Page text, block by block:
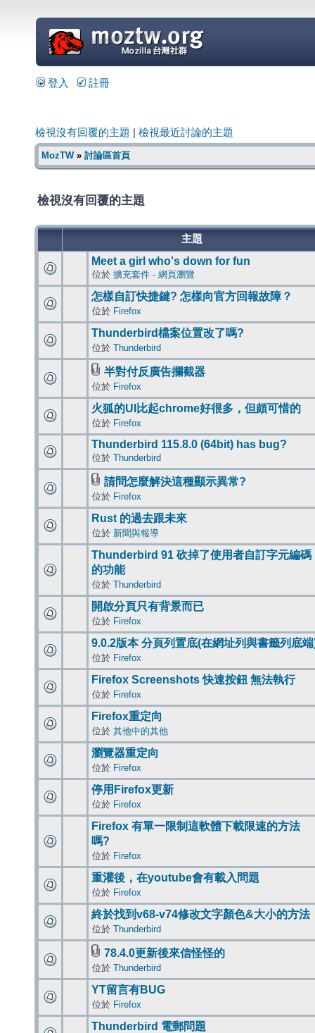
=
登入 註冊
檢視沒有回覆的主題 檢視最近討論的主題
MozTW» 討論區首頁
檢視沒有回覆的主題
主題
Meet a girl who's down for fun
位於 擴充套件 - 網頁瀏覽
怎樣自訂快捷鍵? 怎樣向官方回報故障？
位於 Firefox
Thunderbird檔案位置改了嗎?
位於 Thunderbird
半對付反廣告攔截器
位於 Firefox
火狐的UI比起chrome好很多，但頗可惜的
位於 Firefox
Thunderbird 115.8.0 (64bit) has bug?
位於 Thunderbird
請問怎麼解決這種顯示異常?
位於 Firefox
Rust 的過去跟未來
位於 新聞與報導
Thunderbird 91 砍掉了使用者自訂字元編碼
的功能
位於 Thunderbird
開啟分頁只有背景而已
位於 Firefox
9.0.2版本 分頁列置底(在網址列與書籤列底
位於 Firefox
Firefox Screenshots 快速按鈕 無法執行
位於 Firefox
Firefox重定向
位於 其他中的其他
瀏覽器重定向
位於 Firefox
停用Firefox更新
位於 Firefox
Firefox 有單一限制這軟體下載限速的方法
嗎?
位於 Firefox
重灌後，在youtube會有載入問題
位於 Firefox
終於找到v68-v74修改文字顏色&大小的方法
位於 Thunderbird
78.4.0更新後來信怪怪的
位於 Thunderbird
YT留言有BUG
位於 Firefox
Thunderbird 電郵問題